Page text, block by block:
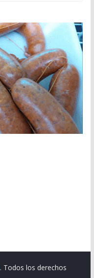
. Todos los derechos